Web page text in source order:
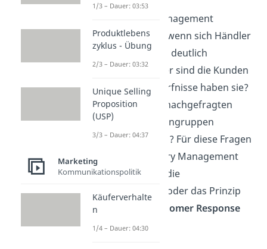
Das Category Management
funktioniert nur, wenn sich Händler
und Produzenten deutlich
positionieren: Wer sind die Kunden
und welche Bedürfnisse haben sie?
Wie kann ich die nachgefragten
Produkte in Warengruppen
zusammenfassen? Für diese Fragen
nutzt das Category Management
Instrumente wie die
Marktforschung
oder das Prinzip
des
Efficient Customer Response
(ECR).
1/3 – Dauer: 03:53
Produktlebens
zyklus - Übung
2/3 – Dauer: 03:32
Unique Selling
Proposition
(USP)
3/3 – Dauer: 04:37
Marketing
Kommunikationspolitik
Käuferverhalte
n
1/4 – Dauer: 04:30